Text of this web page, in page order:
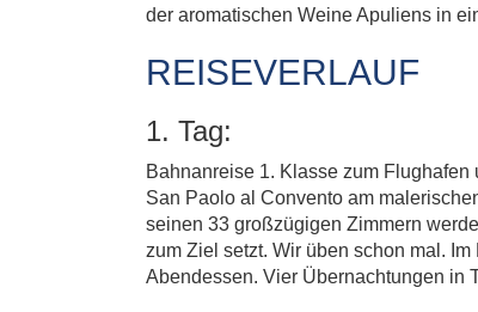
der aromatischen Weine Apuliens in
REISEVERLAUF
1. Tag:
Bahnanreise 1. Klasse zum
San Paolo al Convento am
seinen 33 großzügigen Zimmern
zum Ziel setzt. Wir üben schon mal.
Abendessen. Vier Übernachtungen in